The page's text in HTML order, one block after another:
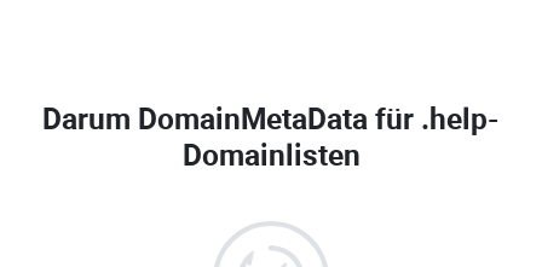
Darum DomainMetaData für .help-
Domainlisten